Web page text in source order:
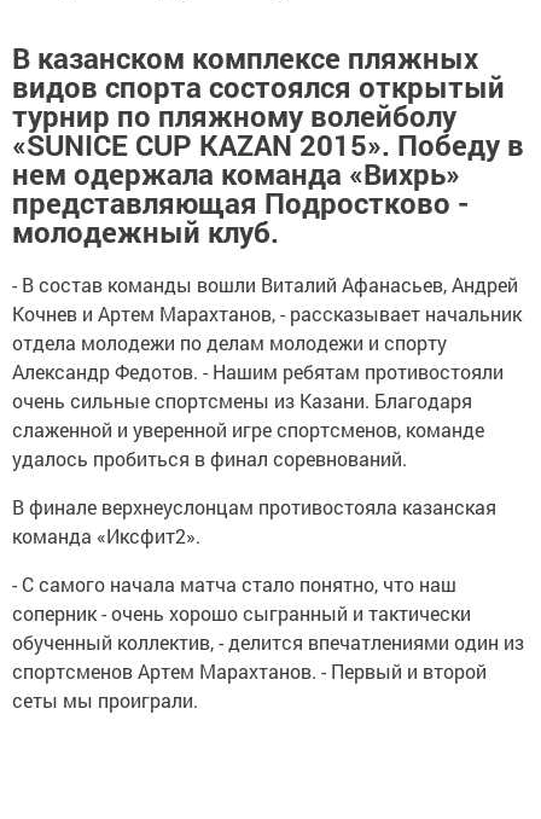
В казанском комплексе пляжных
видов спорта состоялся открытый
турнир по пляжному волейболу
«SUNICE CUP KAZAN 2015». Победу в
нем одержала команда «Вихрь»
представляющая Подростково -
молодежный клуб.
- В состав команды вошли Виталий Афанасьев, Андрей
Кочнев и Артем Марахтанов, - рассказывает начальник
отдела молодежи по делам молодежи и спорту
Александр Федотов. - Нашим ребятам противостояли
очень сильные спортсмены из Казани. Благодаря
слаженной и уверенной игре спортсменов, команде
удалось пробиться в финал соревнований.
В финале верхнеуслонцам противостояла казанская
команда «Иксфит2».
- С самого начала матча стало понятно, что наш
соперник - очень хорошо сыгранный и тактически
обученный коллектив, - делится впечатлениями один из
спортсменов Артем Марахтанов. - Первый и второй
сеты мы проиграли.